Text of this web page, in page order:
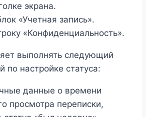
экрана.
«Учетная запись».
«Конфиденциальность».
выполнять следующий
по настройке статуса:
данные о времени
просмотра переписки,